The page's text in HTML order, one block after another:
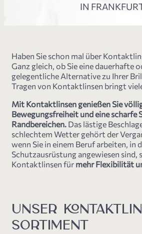
IN
Haben Sie schon mal über
Ganz gleich, ob Sie eine dauerhafte
gelegentliche Alternative zu Ihrer
Tragen von Kontaktlinsen bringt
Mit Kontaktlinsen genießen Sie
Bewegungsfreiheit und eine scharfe
Randbereichen. Das lästige
schlechtem Wetter gehört der
wenn Sie in einem Beruf arbeiten, in
Schutzausrüstung angewiesen sind,
Kontaktlinsen für mehr Flexibilität
UNSER
SORTIMENT